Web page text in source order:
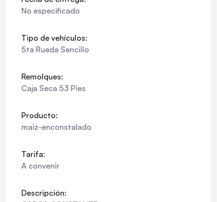
No especificado
Tipo de vehículos:
5ta Rueda Sencillo
Remolques:
Caja Seca 53 Pies
Producto:
maiz-enconstalado
Tarifa:
A convenir
Descripción: